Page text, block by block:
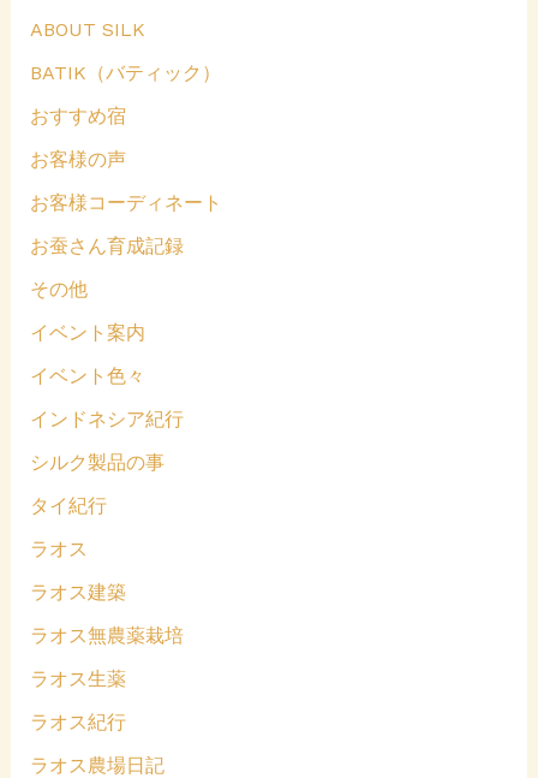
ABOUT SILK
BATIK（バティック）
おすすめ宿
お客様の声
お客様コーディネート
お蚕さん育成記録
その他
イベント案内
イベント色々
インドネシア紀行
シルク製品の事
タイ紀行
ラオス
ラオス建築
ラオス無農薬栽培
ラオス生薬
ラオス紀行
ラオス農場日記